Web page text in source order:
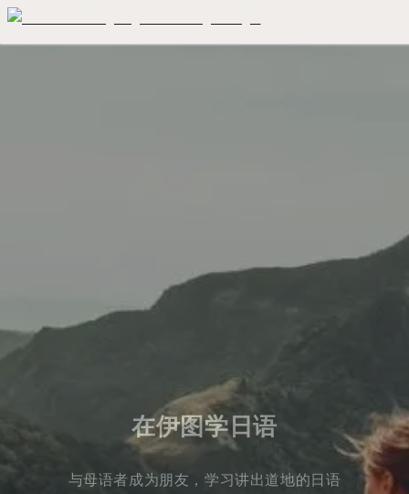
在伊图学日语
与母语者成为朋友，学习讲出道地的日语